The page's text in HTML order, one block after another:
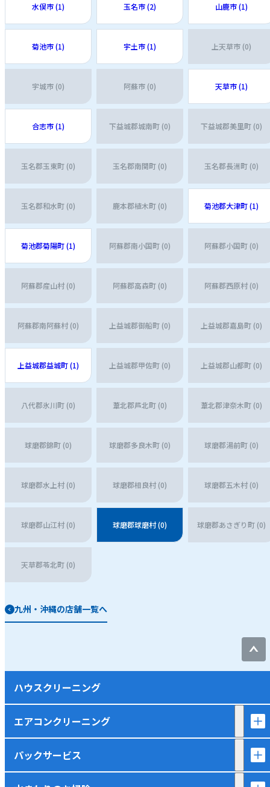
水俣市 (1) 玉名市 (2) 山鹿市 (1)
菊池市 (1) 宇土市 (1) 上天草市 (0)
宇城市 (0) 阿蘇市 (0) 天草市 (1)
合志市 (1) 下益城郡城南町 (0) 下益城郡美里町 (0)
玉名郡玉東町 (0) 玉名郡南関町 (0) 玉名郡長洲町 (0)
玉名郡和水町 (0) 鹿本郡植木町 (0) 菊池郡大津町 (1)
菊池郡菊陽町 (1) 阿蘇郡南小国町 (0) 阿蘇郡小国町 (0)
阿蘇郡産山村 (0) 阿蘇郡高森町 (0) 阿蘇郡西原村 (0)
阿蘇郡南阿蘇村 (0) 上益城郡御船町 (0) 上益城郡嘉島町 (0)
上益城郡益城町 (1) 上益城郡甲佐町 (0) 上益城郡山都町 (0)
八代郡氷川町 (0) 葦北郡芦北町 (0) 葦北郡津奈木町 (0)
球磨郡錦町 (0) 球磨郡多良木町 (0) 球磨郡湯前町 (0)
球磨郡水上村 (0) 球磨郡相良村 (0) 球磨郡五木村 (0)
球磨郡山江村 (0) 球磨郡球磨村 (0) 球磨郡あさぎり町 (0)
天草郡苓北町 (0)
九州・沖縄の店舗一覧へ
ハウスクリーニング
エアコンクリーニング
パックサービス